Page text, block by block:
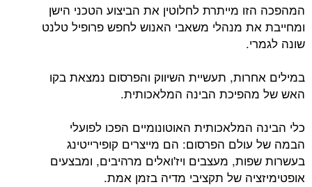
המהפכה הזו מייתרת לחלוטין את הביצוע הטכני הישן
ומחייבת את מנהלי משאבי האנוש לחפש פרופיל טלנט
שונה לגמרי.
במילים אחרות, תעשיית השיווק והפרסום נמצאת בקו
האש של מהפיכת הבינה המלאכותית.
כלי הבינה המלאכותית האוטונומיים הפכו לפועלי
הבמה של עולם הפרסום: הם מייצרים קופירייטינג
בעשרות שפות, מעצבים ויז'ואלים מרהיבים, ומבצעים
אופטימיזציה של תקציבי מדיה בזמן אמת.